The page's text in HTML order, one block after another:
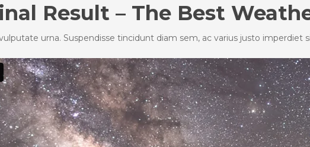
Result – The Best
urna. Suspendisse tincidunt diam sem, ac varius justo imperdiet